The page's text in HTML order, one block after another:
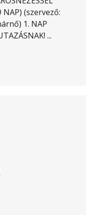
NAP) (szervező:
1. NAP
...